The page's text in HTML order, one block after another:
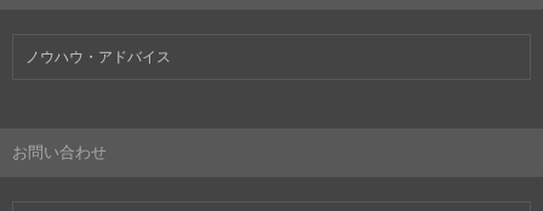
ノウハウ・アドバイス
お問い合わせ